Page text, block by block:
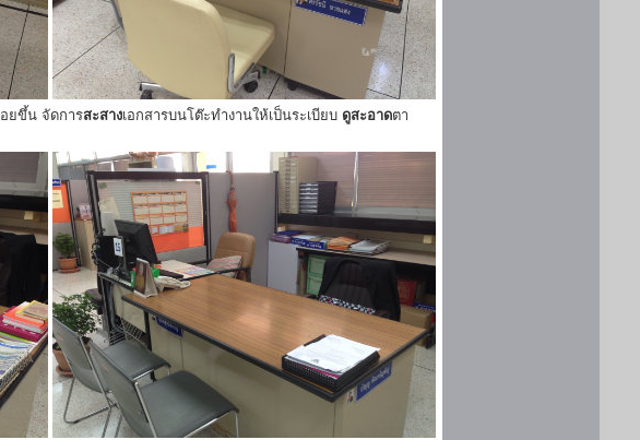
ยขึ้น จัดการสะสางเอกสารบนโต๊ะทำงานให้เป็นระเบียบ ดูสะอาดตา